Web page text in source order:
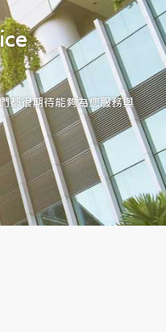
都很期待能夠為您服務與